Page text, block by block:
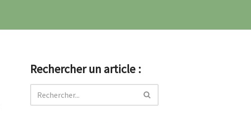
Rechercher un article :